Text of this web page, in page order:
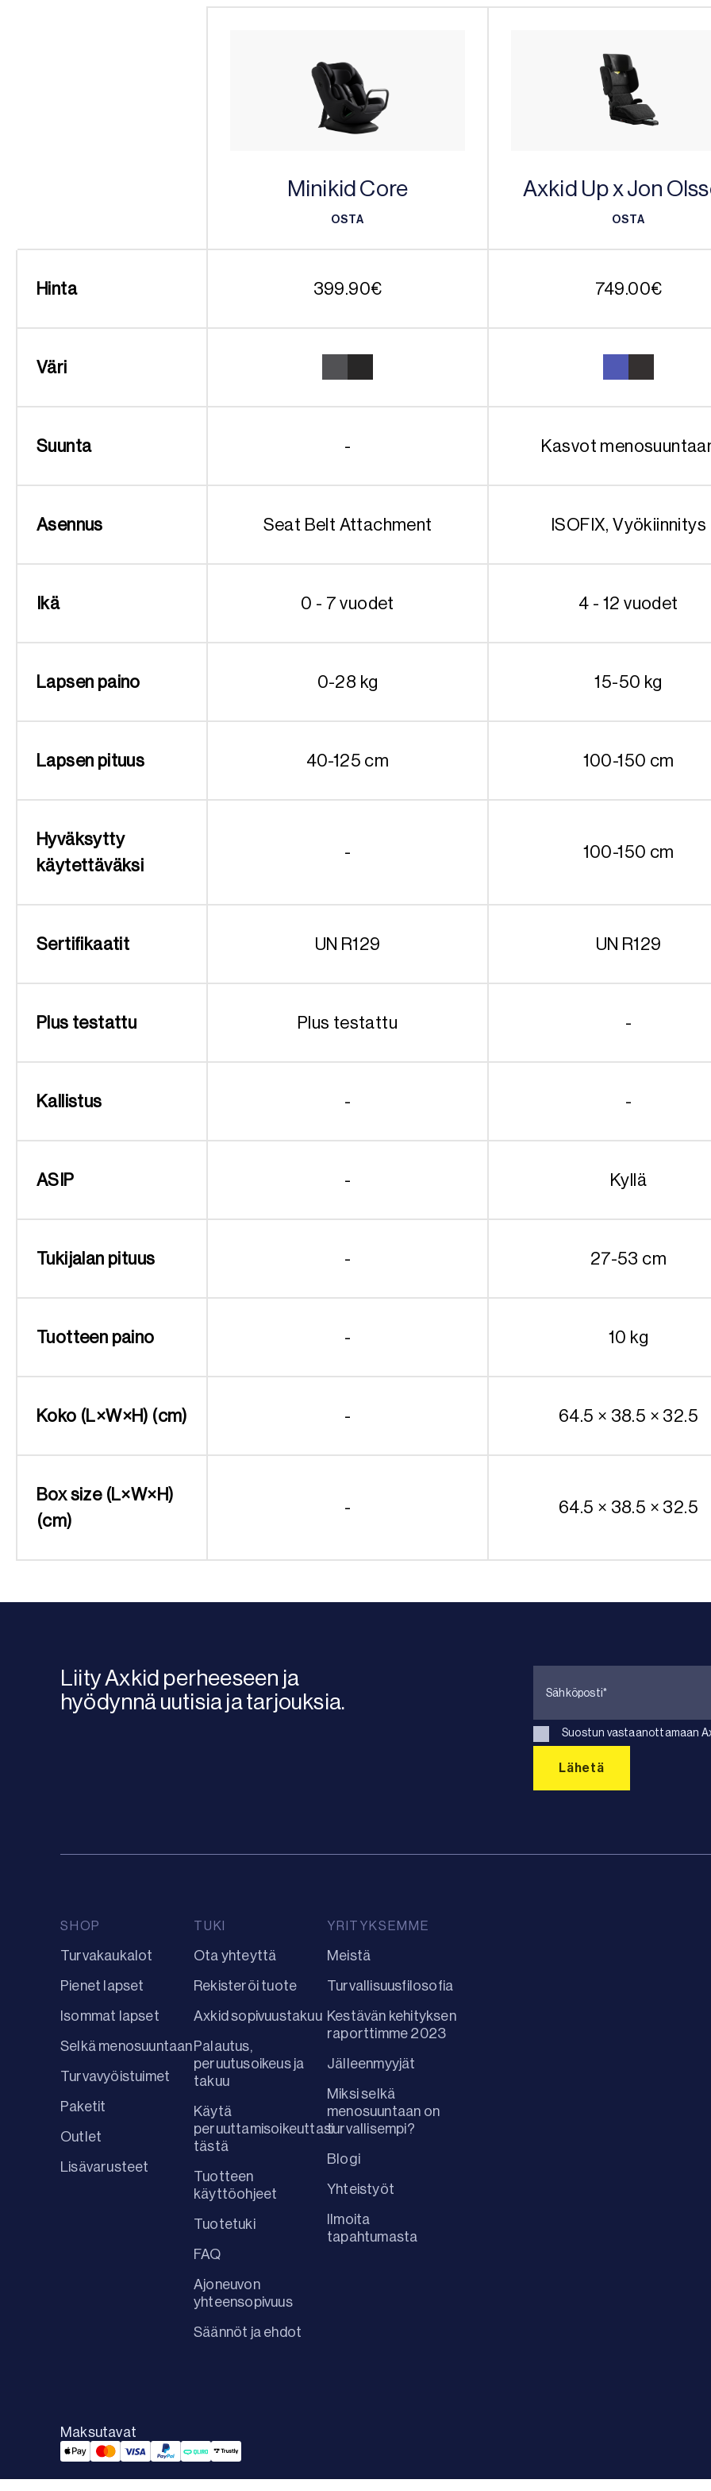
Minikid Core
OSTA
Axkid Up x Jon
OSTA
Hinta 399.90€ 749.00€
Väri
Suunta - Kasvot
Asennus Seat Belt Attachment ISOFIX, Vyökiinnitys
Ikä 0 - 7 vuodet 4 - 12 vuodet
Lapsen paino 0-28 kg 15-50 kg
Lapsen pituus 40-125 cm 100-150 cm
Hyväksytty
käytettäväksi
- 100-150 cm
Sertifikaatit UN R129 UN R129
Plus testattu Plus testattu -
Kallistus - -
ASIP - Kyllä
Tukijalan pituus - 27-53 cm
Tuotteen paino - 10 kg
Koko (L×W×H) (cm) - 64.5 × 38.5 × 32.5
Box size (L×W×H)
(cm)
- 64.5 × 38.5 × 32.5
Liity Axkid perheeseen ja
hyödynnä uutisia ja tarjouksia.
Suostun vastaanottamaan
SHOP
Turvakaukalot
Pienet lapset
Isommat lapset
Selkä menosuuntaan
Turvavyöistuimet
Paketit
Outlet
Lisävarusteet
TUKI
Ota yhteyttä
Rekisteröi tuote
Axkid sopivuustakuu
Palautus,
peruutusoikeus ja
takuu
Käytä
peruuttamisoikeuttasi
tästä
Tuotteen
käyttöohjeet
Tuotetuki
FAQ
Ajoneuvon
yhteensopivuus
Säännöt ja ehdot
YRITYKSEMME
Meistä
Turvallisuusfilosofia
Kestävän kehityksen
raporttimme 2023
Jälleenmyyjät
Miksi selkä
menosuuntaan on
turvallisempi?
Blogi
Yhteistyöt
Ilmoita
tapahtumasta
Maksutavat
Applepay Payment
Mastercard Payment
Visa Payment
Paypal Payment
Qliro Payment
Trustly Payment